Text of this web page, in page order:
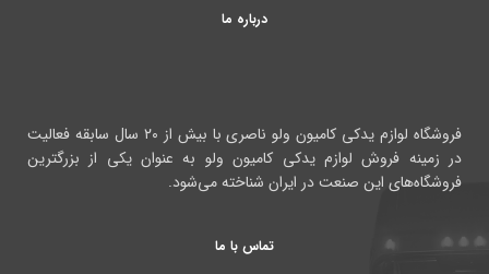
درباره ما
فروشگاه لوازم یدکی کامیون ولو ناصری با بیش از ۲۰ سال سابقه فعالیت
در زمینه فروش لوازم یدکی کامیون ولو به عنوان یکی از بزرگترین
فروشگاه‌های این صنعت در ایران شناخته می‌شود.
تماس با ما